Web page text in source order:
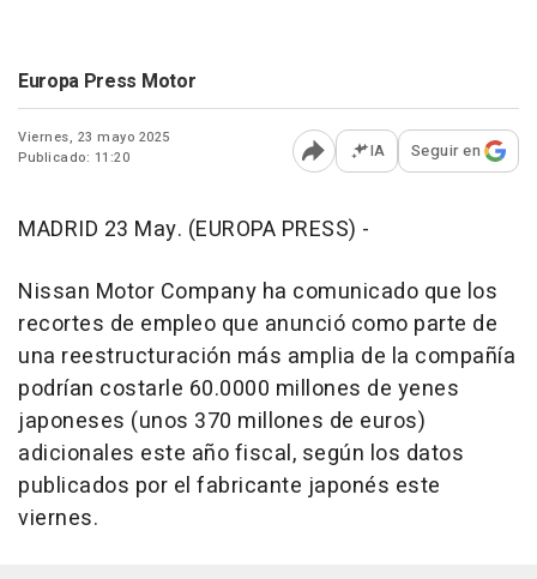
Europa Press Motor
Viernes, 23 mayo 2025
Publicado: 11:20
Abrir opciones para
IA Seguir en
MADRID 23 May. (EUROPA PRESS) -
Nissan Motor Company ha comunicado que los
recortes de empleo que anunció como parte de
una reestructuración más amplia de la compañía
podrían costarle 60.0000 millones de yenes
japoneses (unos 370 millones de euros)
adicionales este año fiscal, según los datos
publicados por el fabricante japonés este
viernes.